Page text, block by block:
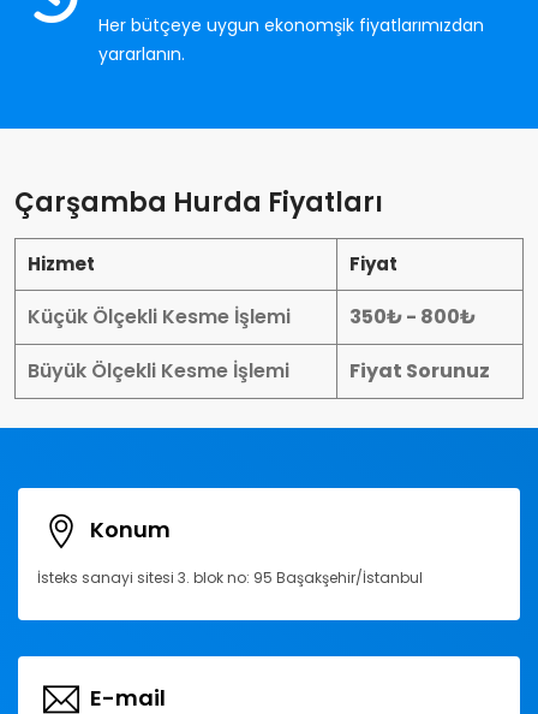
Her bütçeye uygun ekonomşik fiyatlarımızdan
yararlanın.
Çarşamba Hurda Fiyatları
Hizmet Fiyat
Küçük Ölçekli Kesme İşlemi
350₺ - 800₺
Büyük Ölçekli Kesme İşlemi
Fiyat Sorunuz
Konum
İsteks sanayi sitesi 3. blok no: 95 Başakşehir/İstanbul
E-mail